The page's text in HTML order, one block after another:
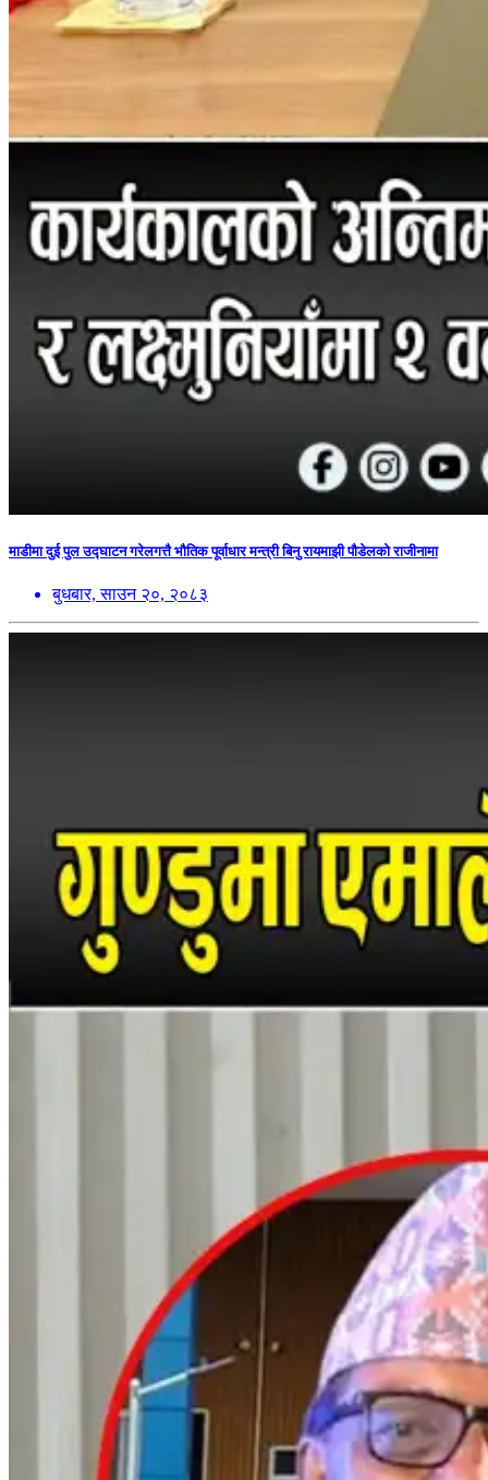
माडीमा दुई पुल उद्घाटन गरेलगत्तै भौतिक पूर्वाधार मन्त्री बिनु रायमाझी पौडेलको राजीनामा
बुधबार, साउन २०, २०८३